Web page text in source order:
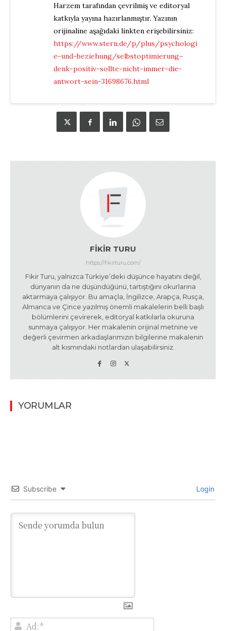
Harzem tarafından çevrilmiş ve editoryal
katkıyla yayına hazırlanmıştır. Yazının
orijinaline aşağıdaki linkten erişebilirsiniz:
https://www.stern.de/p/plus/psychologi
e-und-beziehung/selbstoptimierung–
denk-positiv-sollte-nicht-immer-die-
antwort-sein-31698676.html
FIKIR TURU
https://fikirturu.com/
Fikir Turu, yalnızca Türkiye’deki düşünce hayatını değil,
dünyanın da ne düşündüğünü, tartıştığını okurlarına
aktarmaya çalışıyor. Bu amaçla, İngilizce, Arapça, Rusça,
Almanca ve Çince yazılmış önemli makalelerin belli başlı
bölümlerini çevirerek, editoryal katkılarla okuruna
sunmaya çalışıyor. Her makalenin orijinal metnine ve
değerli çevirmen arkadaşlarımızın bilgilerine makalenin
alt kısmındaki notlardan ulaşabilirsiniz.
YORUMLAR
Subscribe Login
Ad:*